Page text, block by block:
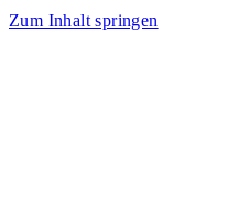
Zum Inhalt springen